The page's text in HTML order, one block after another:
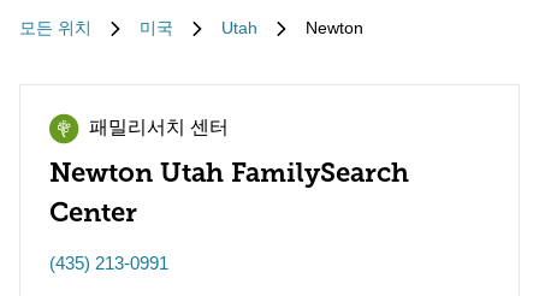
모든 위치 미국 Utah Newton
패밀리서치 센터
Newton Utah FamilySearch
Center
(435) 213-0991